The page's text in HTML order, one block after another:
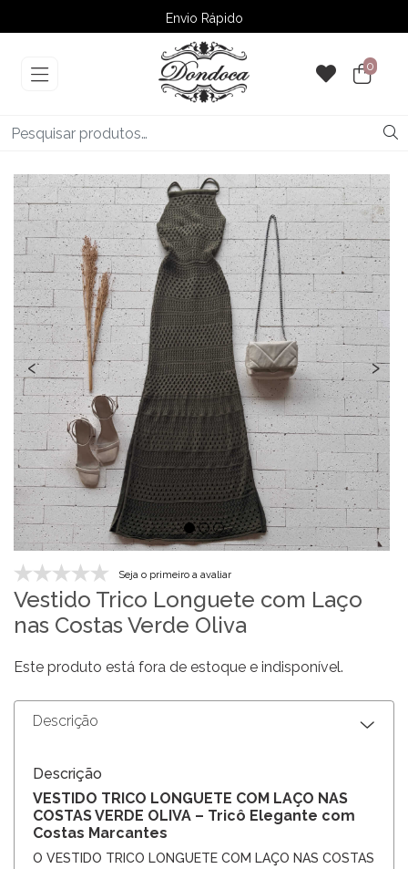
Envio Rápido
➚ Ofertas– Até 60% OFF
0
‹ ›
Seja o primeiro a avaliar
Vestido Trico Longuete com Laço
nas Costas Verde Oliva
Este produto está fora de estoque e indisponível.
Descrição
Descrição
VESTIDO TRICO LONGUETE COM LAÇO NAS
COSTAS VERDE OLIVA – Tricô Elegante com
Costas Marcantes
O VESTIDO TRICO LONGUETE COM LAÇO NAS COSTAS